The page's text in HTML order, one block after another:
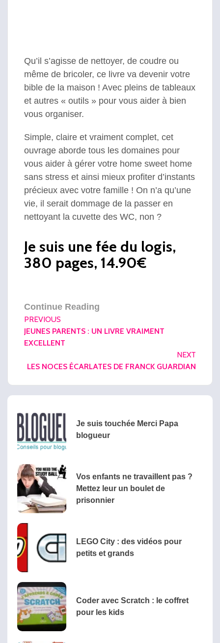
Qu’il s’agisse de nettoyer, de coudre ou
même de bricoler, ce livre va devenir votre
bible de la maison ! Avec pleins de tableaux
et autres « outils » pour vous aider à bien
vous organiser.
Simple, claire et vraiment complet, cet
ouvrage aborde tous les domaines pour
vous aider à gérer votre home sweet home
sans stress et ainsi mieux profiter d’instants
précieux avec votre famille ! On n’a qu’une
vie, il serait dommage de la passer en
nettoyant la cuvette des WC, non ?
Je suis une fée du logis,
380 pages, 14.90€
Continue Reading
PREVIOUS
JEUNES PARENTS : UN LIVRE VRAIMENT
EXCELLENT
NEXT
LES NOCES ÉCARLATES DE FRANCK GUARDIAN
Je suis touchée Merci Papa
blogueur
Vos enfants ne travaillent pas ?
Mettez leur un boulet de
prisonnier
LEGO City : des vidéos pour
petits et grands
Coder avec Scratch : le coffret
pour les kids